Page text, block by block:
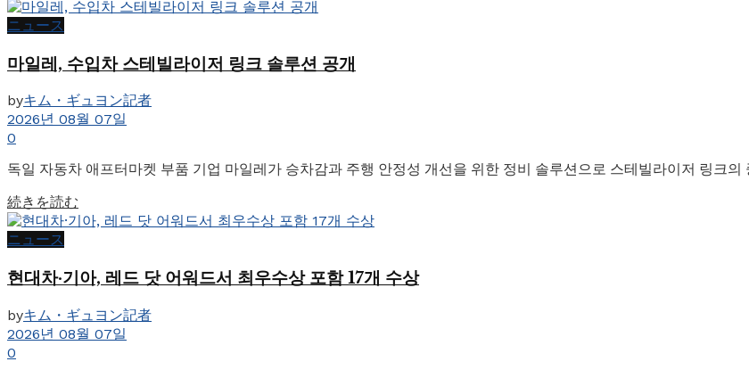
ニュース
마일레, 수입차 스테빌라이저 링크 솔루션 공개
byキム・ギュヨン記者
2026년 08월 07일
0
독일 자동차 애프터마켓 부품 기업 마일레가 승차감과 주행 안정성 개선을 위한 정비 솔루션으로 스테빌라이저 링크
続きを読む
ニュース
현대차·기아, 레드 닷 어워드서 최우수상 포함 17개 수상
byキム・ギュヨン記者
2026년 08월 07일
0